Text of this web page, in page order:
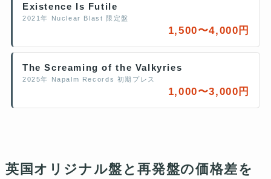
Existence Is Futile
2021年 Nuclear Blast 限定盤
1,500〜4,000円
The Screaming of the Valkyries
2025年 Napalm Records 初期プレス
1,000〜3,000円
英国オリジナル盤と再発盤の価格差を